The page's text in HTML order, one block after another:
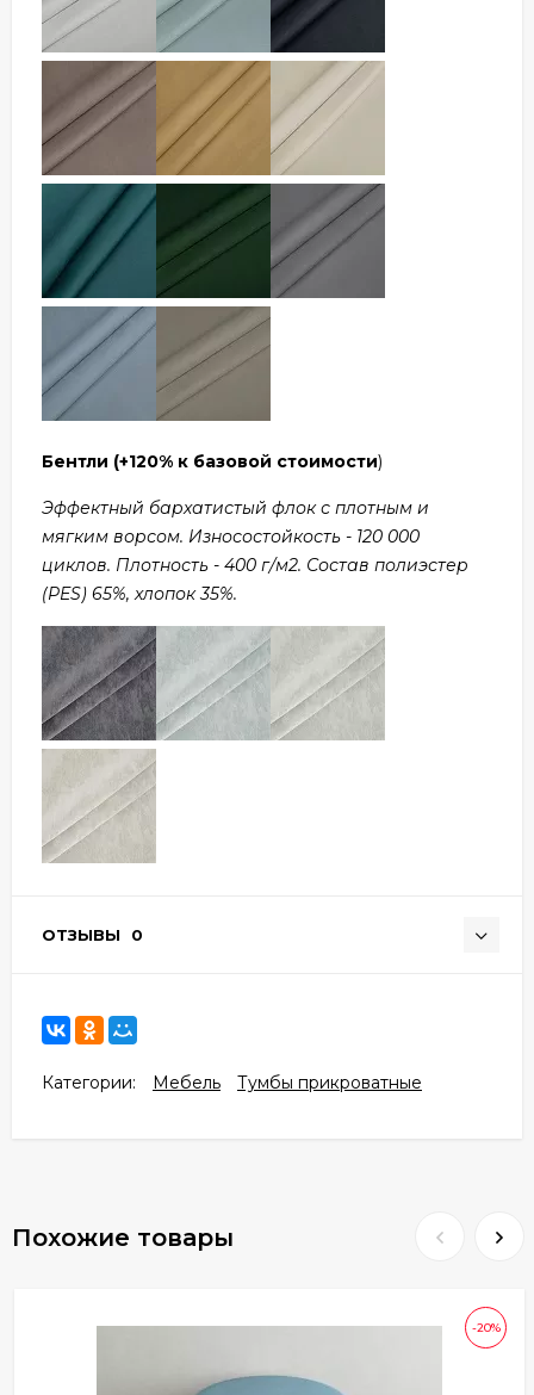
Бентли (+120% к базовой стоимости)
Эффектный бархатистый флок с плотным и
мягким ворсом. Износостойкость - 120 000
циклов. Плотность - 400 г/м2. Состав полиэстер
(PES) 65%, хлопок 35%.
ОТЗЫВЫ 0
Категории: Мебель Тумбы прикроватные
Похожие товары
-20%